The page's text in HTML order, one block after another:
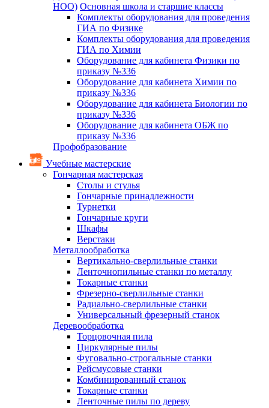
НОО) Основная школа и старшие классы
Комплекты оборудования для проведения
ГИА по Физике
Комплекты оборудования для проведения
ГИА по Химии
Оборудование для кабинета Физики по
приказу №336
Оборудование для кабинета Химии по
приказу №336
Оборудование для кабинета Биологии по
приказу №336
Оборудование для кабинета ОБЖ по
приказу №336
Профобразование
Учебные мастерские
Гончарная мастерская
Столы и стулья
Гончарные принадлежности
Турнетки
Гончарные круги
Шкафы
Верстаки
Металлообработка
Вертикально-сверлильные станки
Ленточнопильные станки по металлу
Токарные станки
Фрезерно-сверлильные станки
Радиально-сверлильные станки
Универсальный фрезерный станок
Деревообработка
Торцовочная пила
Циркулярные пилы
Фуговально-строгальные станки
Рейсмусовые станки
Комбинированный станок
Токарные станки
Ленточные пилы по дереву